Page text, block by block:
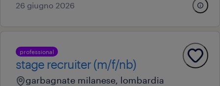
26 giugno 2026
professional
stage recruiter (m/f/nb)
garbagnate milanese, lombardia